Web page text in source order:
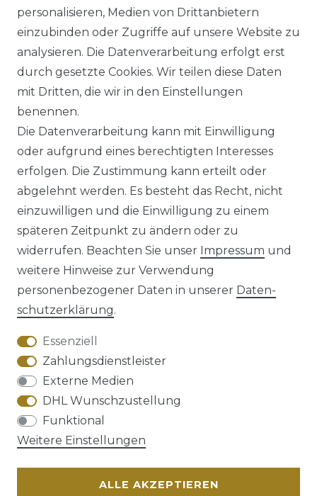
93 % Baumwolle, 5 % Polyester, 2 %
Elasthan
Impressum Daten­schutz­erklärung
AGB Barrierefreiheitserklärung
Widerrufs­recht
personalisieren, Medien von Drittanbietern
einzubinden oder Zugriffe auf unsere Website zu
analysieren. Die Datenverarbeitung erfolgt erst
durch gesetzte Cookies. Wir teilen diese Daten
mit Dritten, die wir in den Einstellungen
benennen.
Die Datenverarbeitung kann mit Einwilligung
oder aufgrund eines berechtigten Interesses
erfolgen. Die Zustimmung kann erteilt oder
abgelehnt werden. Es besteht das Recht, nicht
einzuwilligen und die Einwilligung zu einem
späteren Zeitpunkt zu ändern oder zu
widerrufen. Beachten Sie unser Impressum und
weitere Hinweise zur Verwendung
personenbezogener Daten in unserer Daten­
schutz­erklärung.
Essenziell
Zahlungsdienstleister
Externe Medien
DHL Wunschzustellung
Funktional
Weitere Einstellungen
ALLE AKZEPTIEREN